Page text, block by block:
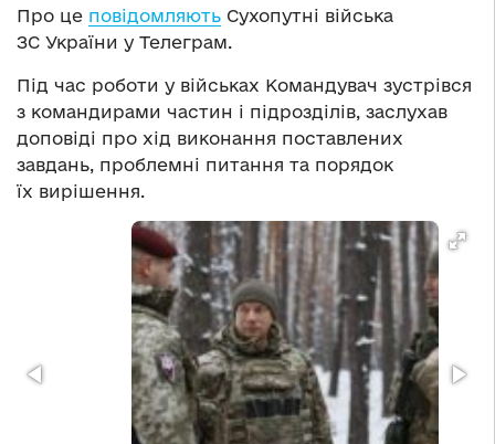
Про це повідомляють Сухопутні війська
ЗС України у Телеграм.
Під час роботи у військах Командувач зустрівся
з командирами частин і підрозділів, заслухав
доповіді про хід виконання поставлених
завдань, проблемні питання та порядок
їх вирішення.